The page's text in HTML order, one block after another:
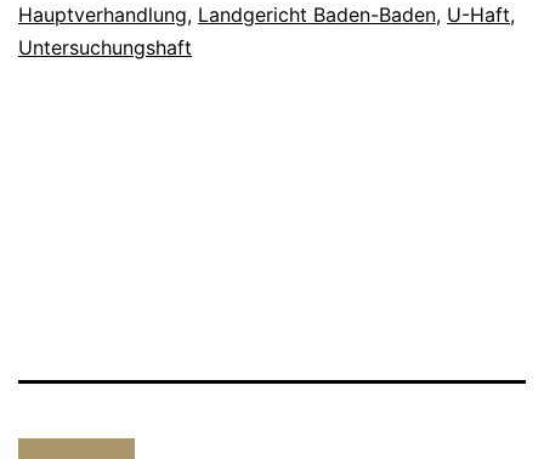
Hauptverhandlung, Landgericht Baden-Baden, U-Haft,
Untersuchungshaft